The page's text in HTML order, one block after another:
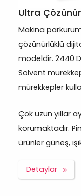
Ultra
Makina
çözünürlüklü
modeldir. 2440
Solvent
mürekkepler
Çok uzun yıllar
korumaktadır.
ürünler güneş,
Detaylar